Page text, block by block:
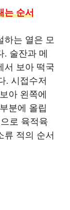
는 순서
하는 열은 모
술잔과 메
서 보아 떡국
. 시접수저
아 왼쪽에
분에 올립
로 육적육
류 적의 순서